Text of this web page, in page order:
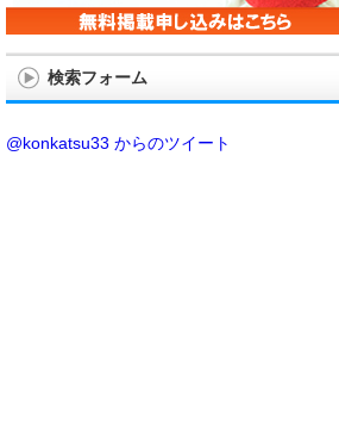
検索フォーム
@konkatsu33 からのツイート